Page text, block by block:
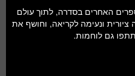
האחרים בסדרה, לתוך עולם
ונעימה לקריאה, וחושף את
גם לוחמות.